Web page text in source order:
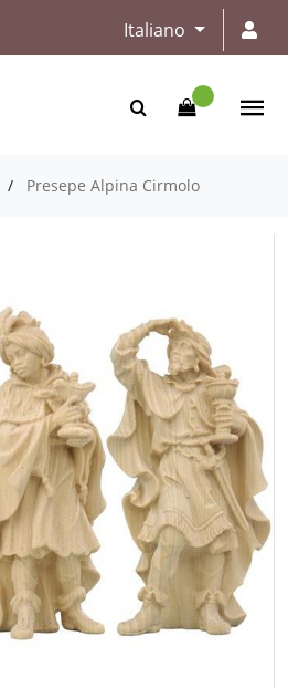
Italiano
/ Presepe Alpina Cirmolo